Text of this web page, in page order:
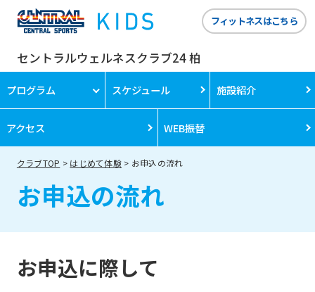
セントラルウェルネスクラブ24 柏
フィットネスはこちら
プログラム スケジュール 施設紹介
アクセス WEB振替
クラブTOP はじめて体験 お申込の流れ
お申込の流れ
お申込に際して